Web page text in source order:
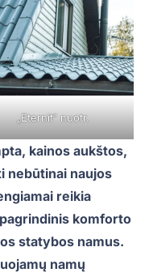
„Eternit“ nuotr.
kainos aukštos,
nebūtinai naujos
reikia
komforto
statybos namus.
namų